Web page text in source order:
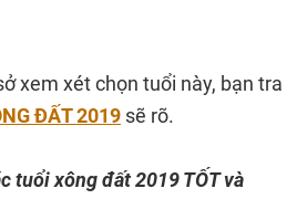
xem xét chọn tuổi này, bạn tra
ĐẤT 2019 sẽ rõ.
tuổi xông đất 2019 TỐT và